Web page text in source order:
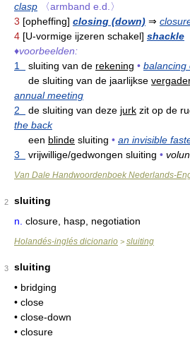
clasp
〈armband e.d.〉
3 [opheffing] closing (down) ⇒
4 [U-vormige ijzeren schakel] shackle
♦voorbeelden:
1
sluiting van de rekening • balancing
de sluiting van de jaarlijkse
annual meeting
2
de sluiting van deze jurk zit op de
the back
een blinde sluiting • an invisible
3
vrijwillige/gedwongen sluiting •
Van Dale Handwoordenboek Nederlands-
2
sluiting
n. closure, hasp, negotiation
Holandés-inglés dicionario > sluiting
3
sluiting
• bridging
• close
• close-down
• closure